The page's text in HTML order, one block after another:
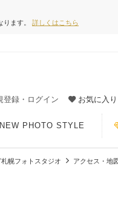
ります。 詳しくはこちら
登録・ログイン
お気に入り
NEW PHOTO STYLE
幌フォトスタジオ アクセス・地